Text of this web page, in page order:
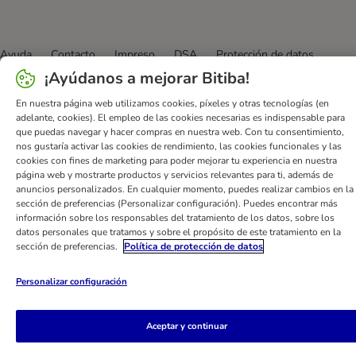
Ayuda Contacto Impreso DSA
Protección de datos
Condiciones comerciales generales
Declaración de accesibilidad
Newsletter
Gastos de envío y plazos de entrega
Formas de pago
Formulario de desistimiento
Programa de fidelización
App bitiba
Programa de afiliados
Gestión de residuos
bitiba GmbH 2026
¡Ayúdanos a mejorar Bitiba!
En nuestra página web utilizamos cookies, píxeles y otras tecnologías (en
adelante, cookies). El empleo de las cookies necesarias es indispensable para
que puedas navegar y hacer compras en nuestra web. Con tu consentimiento,
nos gustaría activar las cookies de rendimiento, las cookies funcionales y las
cookies con fines de marketing para poder mejorar tu experiencia en nuestra
página web y mostrarte productos y servicios relevantes para ti, además de
anuncios personalizados. En cualquier momento, puedes realizar cambios en la
sección de preferencias (Personalizar configuración). Puedes encontrar más
información sobre los responsables del tratamiento de los datos, sobre los
datos personales que tratamos y sobre el propósito de este tratamiento en la
sección de preferencias.
Política de protección de datos
Personalizar configuración
Aceptar y continuar